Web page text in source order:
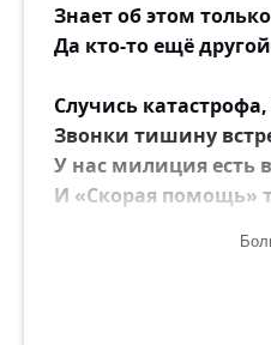
Знает об этом
Да кто-то ещё
Случись
Звонки тишину
У нас милиция есть
И «Скорая помощь»
А если просто: падает